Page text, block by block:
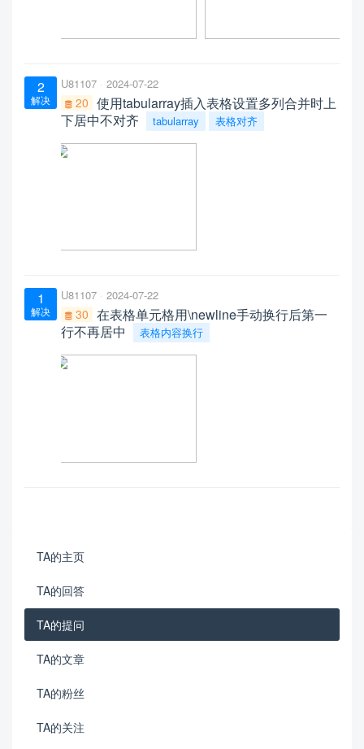
2
解决
U81107 2024-07-22
20 使用tabularray插入表格设置多列合并时上
下居中不对齐
tabularray 表格对齐
1
解决
U81107 2024-07-22
30 在表格单元格用\newline手动换行后第一
行不再居中
表格内容换行
TA的主页
TA的回答
TA的提问
TA的文章
TA的粉丝
TA的关注